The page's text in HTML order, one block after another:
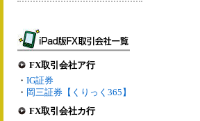
FX取引会社ア行
・ IG証券
・ 岡三証券【くりっく365】
FX取引会社カ行